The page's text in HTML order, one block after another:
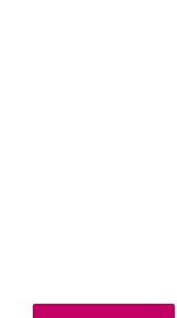
Rechtspraak.nl
Rechtspraak.nl
verlaat - U verlaat